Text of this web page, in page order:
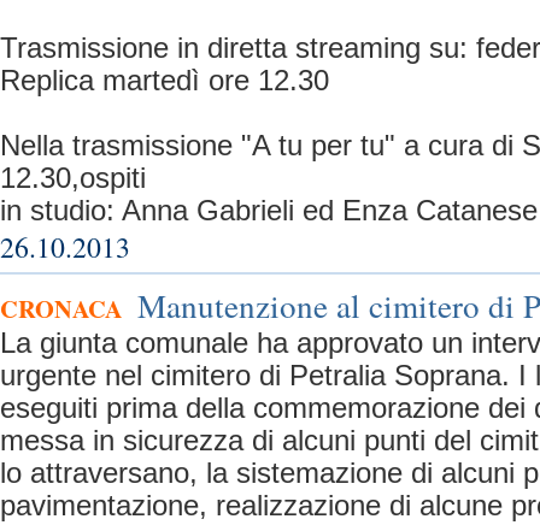
Trasmissione in diretta streaming su:
Replica martedì ore 12.30
Nella trasmissione "A tu per tu" a cura di
12.30,ospiti
in studio: Anna Gabrieli ed Enza Catanese
26.10.2013
CRONACA Manutenzione al cimitero di
La giunta comunale ha approvato un
urgente nel cimitero di Petralia Soprana. I
eseguiti prima della commemorazione dei
messa in sicurezza di alcuni punti del
lo attraversano, la sistemazione di alcuni
pavimentazione, realizzazione di alcune